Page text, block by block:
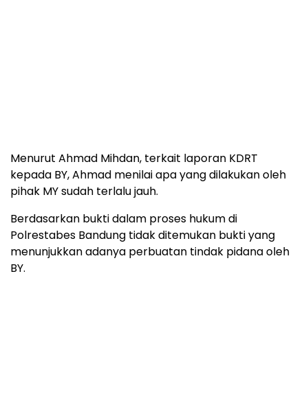
Menurut Ahmad Mihdan, terkait laporan KDRT
kepada BY, Ahmad menilai apa yang dilakukan oleh
pihak MY sudah terlalu jauh.
Berdasarkan bukti dalam proses hukum di
Polrestabes Bandung tidak ditemukan bukti yang
menunjukkan adanya perbuatan tindak pidana oleh
BY.